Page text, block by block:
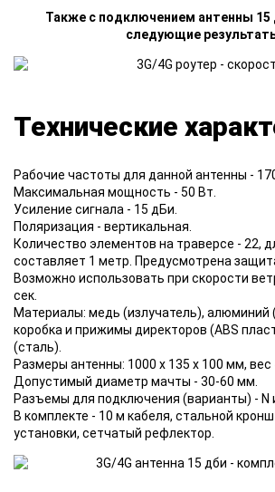
Также с подключением антенны 15
следующие
Технические
Рабочие частоты для данной антенны -
Максимальная мощность - 50 Вт.
Усиление сигнала - 15 дБи.
Поляризация - вертикальная.
Количество элементов на траверсе - 22,
составляет 1 метр. Предусмотрена
Возможно использовать при скорости
сек.
Материалы: медь (излучатель), алюминий
коробка и прижимы директоров (ABS
(сталь).
Размеры антенны: 1000 х 135 х 100 мм, вес
Допустимый диаметр мачты - 30-60 мм.
Разъемы для подключения (варианты) - N
В комплекте - 10 м кабеля, стальной
установки, сетчатый рефлектор.